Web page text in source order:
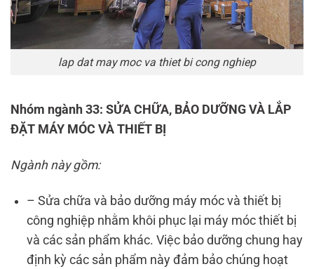
lap dat may moc va thiet bi cong nghiep
Nhóm ngành 33: SỬA CHỮA, BẢO DƯỠNG VÀ LẮP
ĐẶT MÁY MÓC VÀ THIẾT BỊ
Ngành này gồm:
– Sửa chữa và bảo dưỡng máy móc và thiết bị
công nghiệp nhằm khôi phục lại máy móc thiết bị
và các sản phẩm khác. Việc bảo dưỡng chung hay
định kỳ các sản phẩm này đảm bảo chúng hoạt